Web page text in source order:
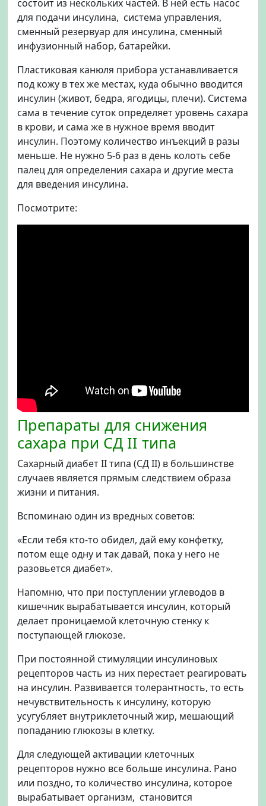
состоит из нескольких частей. В ней есть насос
для подачи инсулина, система управления,
сменный резервуар для инсулина, сменный
инфузионный набор, батарейки.
Пластиковая канюля прибора устанавливается
под кожу в тех же местах, куда обычно вводится
инсулин (живот, бедра, ягодицы, плечи). Система
сама в течение суток определяет уровень сахара
в крови, и сама же в нужное время вводит
инсулин. Поэтому количество инъекций в разы
меньше. Не нужно 5-6 раз в день колоть себе
палец для определения сахара и другие места
для введения инсулина.
Посмотрите:
Препараты для снижения
сахара при СД II типа
Сахарный диабет II типа (СД II) в большинстве
случаев является прямым следствием образа
жизни и питания.
Вспоминаю один из вредных советов:
«Если тебя кто-то обидел, дай ему конфетку,
потом еще одну и так давай, пока у него не
разовьется диабет».
Напомню, что при поступлении углеводов в
кишечник вырабатывается инсулин, который
делает проницаемой клеточную стенку к
поступающей глюкозе.
При постоянной стимуляции инсулиновых
рецепторов часть из них перестает реагировать
на инсулин. Развивается толерантность, то есть
нечувствительность к инсулину, которую
усугубляет внутриклеточный жир, мешающий
попаданию глюкозы в клетку.
Для следующей активации клеточных
рецепторов нужно все больше инсулина. Рано
или поздно, то количество инсулина, которое
вырабатывает организм, становится